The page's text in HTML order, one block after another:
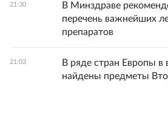
21:30
В Минздраве
перечень важнейших
препаратов
21:03
В ряде стран Европы в
найдены предметы